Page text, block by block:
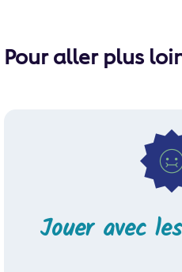
Pour aller plus
Jouer avec